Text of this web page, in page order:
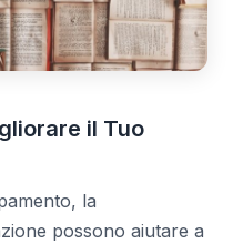
il Tuo
la
possono aiutare a